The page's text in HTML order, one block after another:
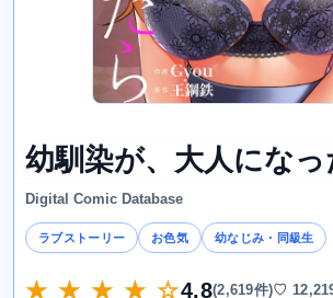
幼馴染が、大人になっ
Digital Comic Database
ラブストーリー お色気 幼なじみ・同級生
★ ★ ★ ★ ☆4.8(2,619件)♡